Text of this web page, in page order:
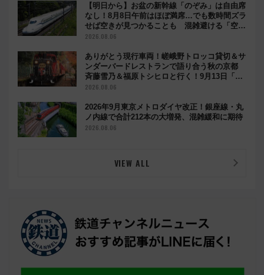
【明日から】お盆の新幹線「のぞみ」は自由席
なし！8月8日午前はほぼ満席…でも数時間ズラ
せば空きが見つかることも 混雑避ける「空
席」探しのコツ
2026.08.06
ありがとう現行車両！嵯峨野トロッコ貸切＆サ
ンダーバードレストランで語り合う秋の京都
斉藤雪乃＆福原トシヒロと行く！9月13日「京
都の鉄道満喫ツアー」開催
2026.08.06
2026年9月東京メトロダイヤ改正！銀座線・丸
ノ内線で合計212本の大増発、混雑緩和に期待
2026.08.06
VIEW ALL